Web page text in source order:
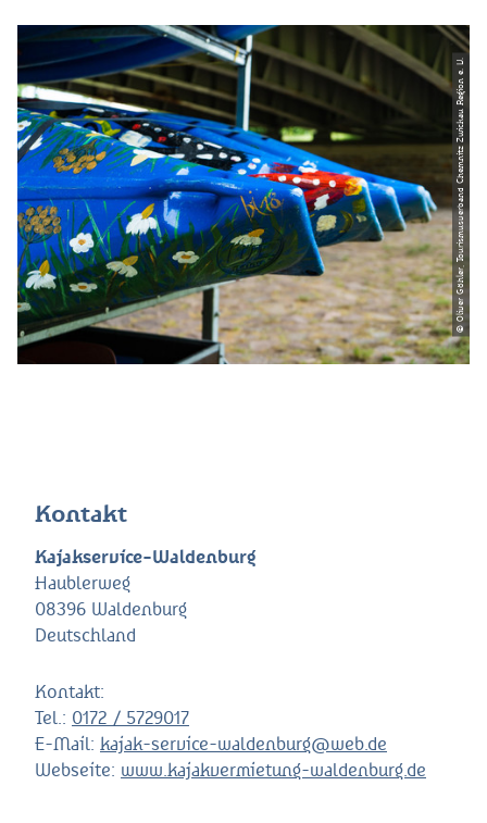
© Oliver Göhler, Tourismusverband Chemnitz Zwickau Region e. V.
Kontakt
Kajakservice-Waldenburg
Haublerweg
08396 Waldenburg
Deutschland
Kontakt:
Tel.: 0172 / 5729017
E-Mail: kajak-service-waldenburg@web.de
Webseite: www.kajakvermietung-waldenburg.de